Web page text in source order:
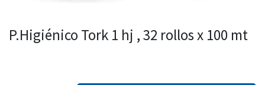
P.Higiénico Tork 1 hj , 32 rollos x 100 mt